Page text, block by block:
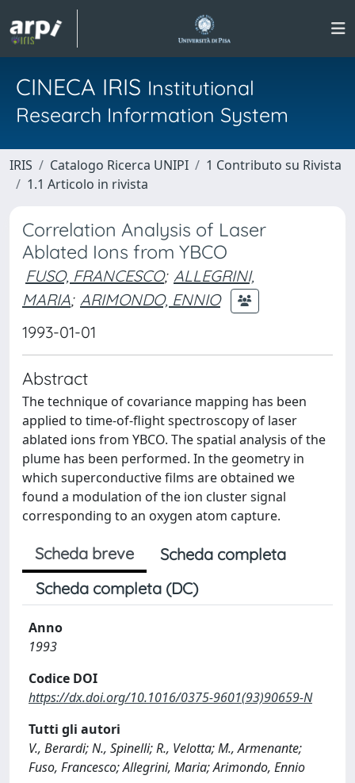
CINECA IRIS Institutional
Research Information System
IRIS Catalogo Ricerca UNIPI
1 Contributo su Rivista
1.1 Articolo in rivista
Correlation Analysis of Laser
Ablated Ions from YBCO
FUSO, FRANCESCO; ALLEGRINI,
MARIA; ARIMONDO, ENNIO
1993-01-01
Abstract
The technique of covariance mapping has been
applied to time-of-flight spectroscopy of laser
ablated ions from YBCO. The spatial analysis of the
plume has been performed. In the geometry in
which superconductive films are obtained we
found a modulation of the ion cluster signal
corresponding to an oxygen atom capture.
Scheda breve
Scheda completa
Scheda completa (DC)
Anno
1993
Codice DOI
https://dx.doi.org/10.1016/0375-9601(93)90659-N
Tutti gli autori
V., Berardi; N., Spinelli; R., Velotta; M., Armenante;
Fuso, Francesco; Allegrini, Maria; Arimondo, Ennio